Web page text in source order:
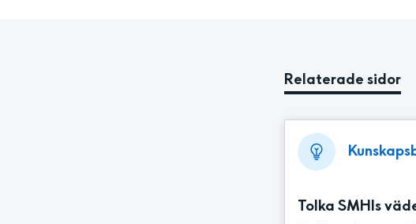
Relaterade sidor
Tolka SMHIs